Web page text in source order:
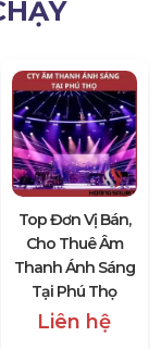
Top Đơn Vị Bán,
Cho Thuê Âm
Thanh Ánh Sáng
Tại Phú Thọ
Liên hệ